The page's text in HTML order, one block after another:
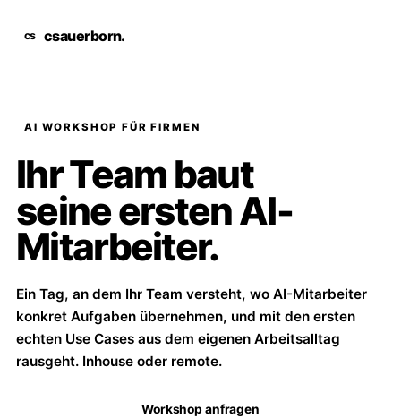
csauerborn.
AI WORKSHOP FÜR FIRMEN
Ihr Team baut
seine ersten AI-
Mitarbeiter.
Ein Tag, an dem Ihr Team versteht, wo AI-Mitarbeiter
konkret Aufgaben übernehmen, und mit den ersten
echten Use Cases aus dem eigenen Arbeitsalltag
rausgeht. Inhouse oder remote.
Workshop anfragen